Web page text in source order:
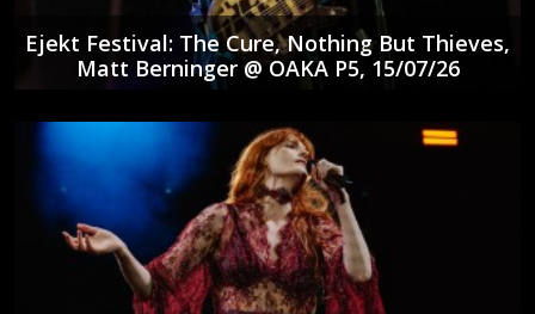
Ejekt Festival: The Cure, Nothing But Thieves,
Matt Berninger @ ΟΑΚΑ P5, 15/07/26